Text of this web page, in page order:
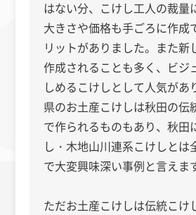
はない分、こけし工人の裁量
大きさや価格も手ごろに作成
リットがありました。また新
作成されることも多く、ビジ
しめるこけしとして人気があ
県のお土産こけしは秋田の伝
で作られるものもあり、秋田
し・木地山川連系こけしとは
で大変興味深い事例と言えま
ただお土産こけしは伝統こけ